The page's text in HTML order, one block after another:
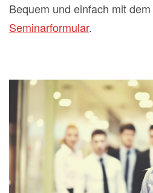
Bequem und einfach mit dem
Seminarformular.